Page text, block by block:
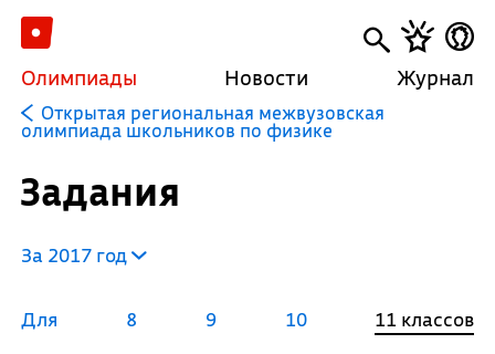
Олимпиады Новости Журнал
Открытая региональная межвузовская
олимпиада школьников по физике
Задания
За 2017 год
Для 8 9 10 11 классов